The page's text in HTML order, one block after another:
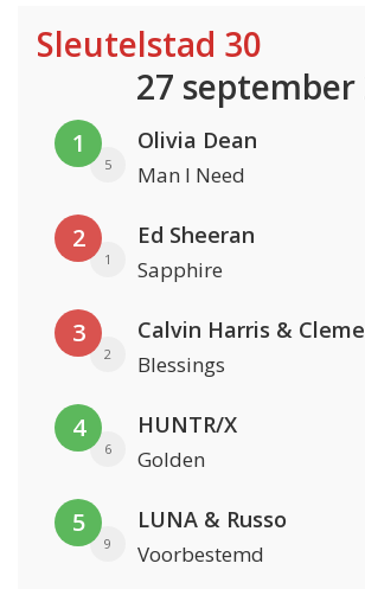
Sleutelstad 30
27 september
1
5
Olivia Dean
Man I Need
2
1
Ed Sheeran
Sapphire
3
2 Blessings
4
6
HUNTR/X
Golden
5
9
LUNA & Russo
Voorbestemd